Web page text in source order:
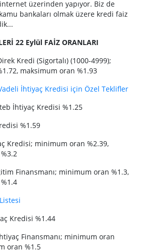
üzerinden yapıyor. Biz de
bankaları olmak üzere kredi faiz
22 Eylül FAİZ ORANLARI
Kredi (Sigortalı) (1000-4999);
maksimum oran %1.93
İhtiyaç Kredisi için Özel Teklifler
İhtiyaç Kredisi %1.25
%1.59
Kredisi; minimum oran %2.39,
Finansmanı; minimum oran %1.3,
Kredisi %1.44
Finansmanı; minimum oran
oran %1.5